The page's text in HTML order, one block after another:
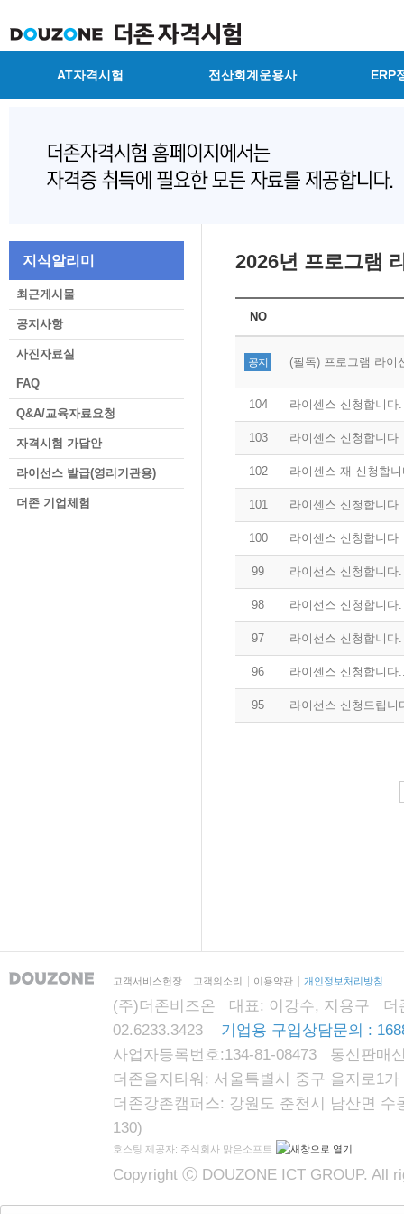
AT자격시험 전산회계운용사 ERP
지식알리미
최근게시물
공지사항
사진자료실
FAQ
Q&A/교육자료요청
자격시험 가답안
라이선스 발급(영리기관용)
더존 기업체험
2026년 프로그램
NO
공지 (필독) 프로그램 라이
104 라이센스 신청합니다.
103 라이센스 신청합니다
102 라이센스 재 신청합
101 라이센스 신청합니다
100 라이센스 신청합니다
99 라이선스 신청합니다.
98 라이선스 신청합니다.
97 라이선스 신청합니다.
96 라이센스 신청합니다
95 라이선스 신청드립니
고객서비스헌장 고객의소리 이용약관 개인정보처리방침
(주)더존비즈온 대표: 이강수, 지용구 더
02.6233.3423 기업용 구입상담문의 :
사업자등록번호:134-81-08473 통신판매
더존을지타워: 서울특별시 중구 을지로1
더존강촌캠퍼스: 강원도 춘천시 남산면
130)
호스팅 제공자: 주식회사 맑은소프트
Copyright Ⓒ DOUZONE ICT GROUP. All